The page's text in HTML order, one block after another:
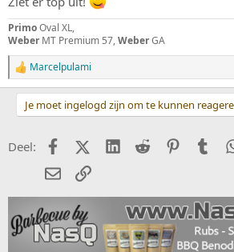
PrimoOval XL,
Weber MT Premium 57,WeberGA
W
a
a
r
e
n
:
Marcelpulami
Je moet ingelogd zijn om te kunnen
Deel: FacebookX (Twitter)
LinkedIn
Reddit Pinterest
E-mailkoppeling